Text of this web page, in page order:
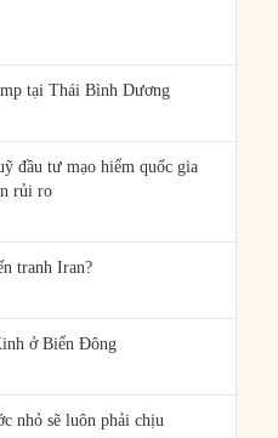
tại Thái Bình Dương
đầu tư mạo hiểm quốc gia
rủi ro
tranh Iran?
ở Biển Đông
nhỏ sẽ luôn phải chịu